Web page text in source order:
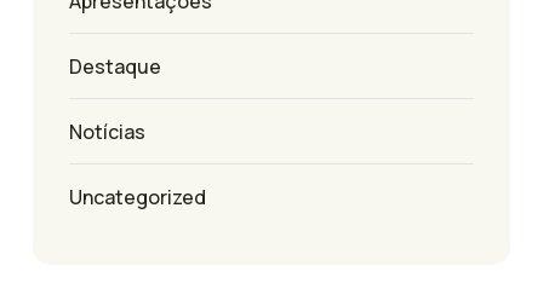
Destaque
Notícias
Uncategorized